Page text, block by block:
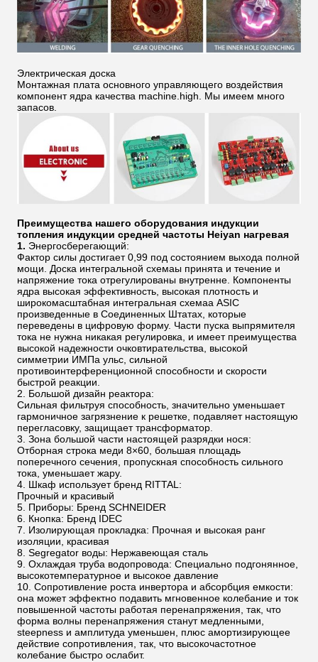
Электрическая доска
Монтажная плата основного управляющего воздействия
компонент ядра качества machine.high. Мы имеем много
запасов.
Преимущества нашего оборудования индукции
топления индукции средней частоты Heiyan нагревая
1. Энергосберегающий:
Фактор силы достигает 0,99 под состоянием выхода полной
мощи. Доска интегральной схемаы принята и течение и
напряжение тока отрегулированы внутренне. Компоненты
ядра высокая эффективность, высокая плотность и
широкомасштабная интегральная схемаа ASIC
произведенные в Соединенных Штатах, которые
переведены в цифровую форму. Части пуска выпрямителя
тока не нужна никакая регулировка, и имеет преимущества
высокой надежности очковтирательства, высокой
симметрии ИМПа ульс, сильной
противоинтерференционной способности и скорости
быстрой реакции.
2. Большой дизайн реактора:
Сильная фильтруя способность, значительно уменьшает
гармоничное загрязнение к решетке, подавляет настоящую
перегласовку, защищает трансформатор.
3. Зона большой части настоящей разрядки нося:
Отборная строка меди 8×60, большая площадь
поперечного сечения, пропускная способность сильного
тока, уменьшает жару.
4. Шкаф использует бренд RITTAL:
Прочный и красивый
5. Приборы: Бренд SCHNEIDER
6. Кнопка: Бренд IDEC
7. Изолирующая прокладка: Прочная и высокая ранг
изоляции, красивая
8. Segregator воды: Нержавеющая сталь
9. Охлаждая труба водопровода: Специально подгонянное,
высокотемпературное и высокое давление
10. Сопротивление роста инвертора и абсорбция емкости:
она может эффектно подавить мгновенное колебание и ток
повышенной частоты работая перенапряжения, так, что
форма волны перенапряжения станут медленными,
steepness и амплитуда уменьшен, плюс амортизирующее
действие сопротивления, так, что высокочастотное
колебание быстро ослабит.